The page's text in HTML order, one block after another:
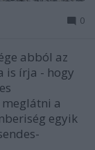
0
abból az
is írja - hogy
a
egyik